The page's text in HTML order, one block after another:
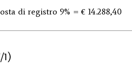
di registro 9% = € 14.288,40